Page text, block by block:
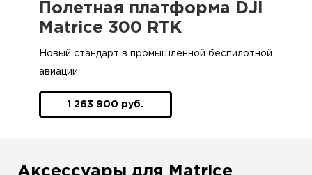
Полетная платформа DJI
Matrice 300 RTK
Новый стандарт в промышленной беспилотной
авиации.
1 263 900 руб.
Аксессуары для Matrice